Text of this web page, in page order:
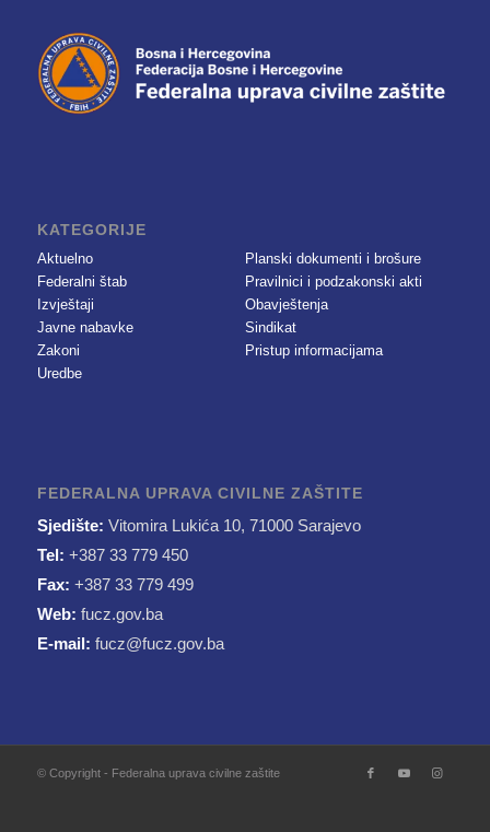
KATEGORIJE
Aktuelno
Federalni štab
Izvještaji
Javne nabavke
Zakoni
Uredbe
Planski dokumenti i brošure
Pravilnici i podzakonski akti
Obavještenja
Sindikat
Pristup informacijama
FEDERALNA UPRAVA CIVILNE ZAŠTITE
Sjedište: Vitomira Lukića 10, 71000 Sarajevo
Tel: +387 33 779 450
Fax: +387 33 779 499
Web: fucz.gov.ba
E-mail: fucz@fucz.gov.ba
© Copyright - Federalna uprava civilne zaštite